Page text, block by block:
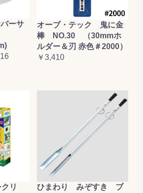
ーサ
オーブ・テック 鬼に金
棒 NO.30 （30mmホ
ルダー＆刃 赤色＃2000）
￥3,410
リ
ひまわり みぞすき ブ